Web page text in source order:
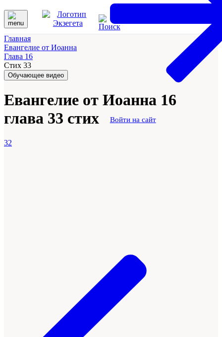
Войти на сайт
Главная
Евангелие от Иоанна
Глава 16
Стих 33
Обучающее видео
Евангелие от Иоанна 16
глава 33 стих
32